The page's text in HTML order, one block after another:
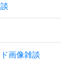
画像雑談